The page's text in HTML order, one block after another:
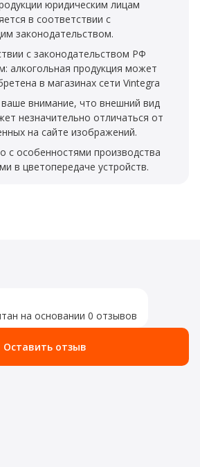
юридическим лицам
в соответствии с
законодательством.
с законодательством РФ
алкогольная продукция может
в магазинах сети Vintegra
внимание, что внешний вид
незначительно отличаться от
на сайте изображений.
с особенностями производства
в цветопередаче устройств.
на основании 0 отзывов
Оставить отзыв